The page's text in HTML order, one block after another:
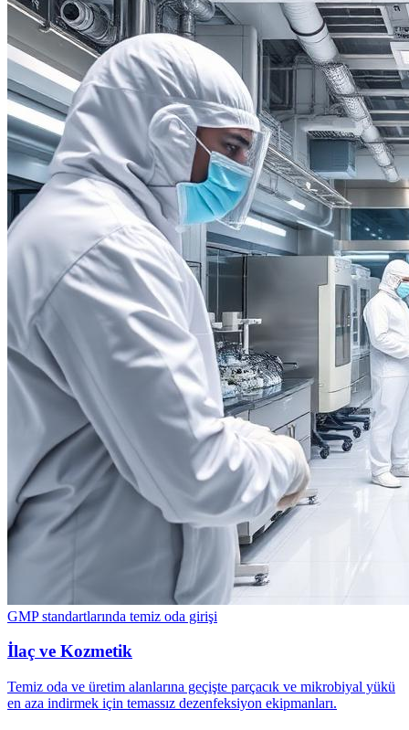
GMP standartlarında temiz oda girişi
İlaç ve Kozmetik
Temiz oda ve üretim alanlarına geçişte parçacık ve mikrobiyal yükü
en aza indirmek için temassız dezenfeksiyon ekipmanları.